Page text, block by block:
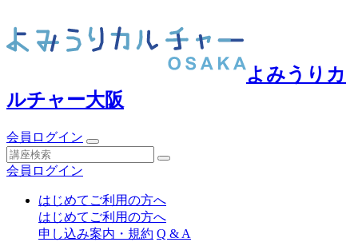
よみうりカ
ルチャー大阪
会員ログイン
会員ログイン
はじめてご利用の方へ
はじめてご利用の方へ
申し込み案内・規約 Q & A